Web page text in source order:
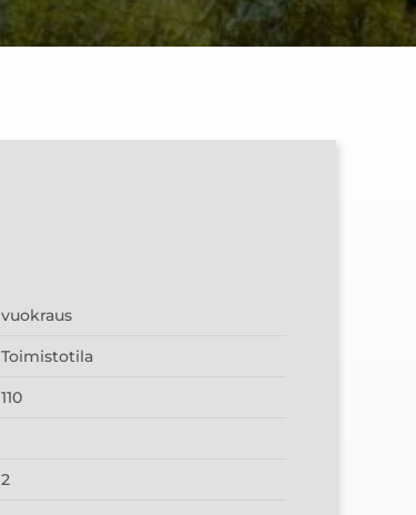
vuokraus
Toimistotila
110
2